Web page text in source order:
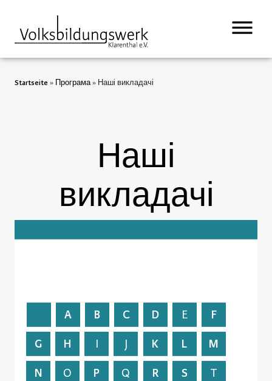
Startseite » Програма» Наші викладачі
Наші
викладачі
A B C D E F
G H I J K L M
N O P Q R S T